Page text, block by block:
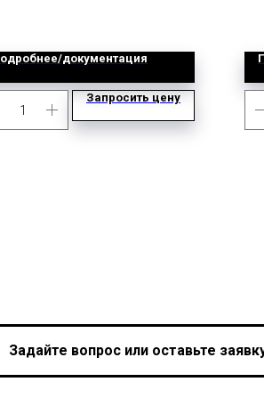
документация
Запросить цену
Задайте вопрос или оставьте